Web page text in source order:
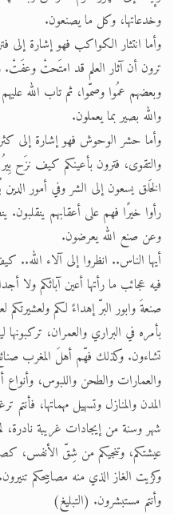
وخدعاتها، وكل ما يصنعون.
وأما انتثار الكواكب فهو إشارة إلى
ترون أن آثار العلم قد امتَحتْ وعفَتْ.
وبعضهم عمُوا وصمّوا، ثم تاب الله
والله بصير بما يعملون.
وأما حشر الوحوش فهو إشارة إلى
والتقوى، فترون بأعينكم كيف نزَح
الخَلق يسعون إلى الشر وفي أمور
رأوا خيرًا فهم على أعقابهم ينقلبون.
وعن صنع الله يعرضون.
أيها الناس.. انظروا إلى آلاء الله..
فيه عجائب ما رأتها أعين آبائكم ولا
صنعةَ وابور البرّ إهداءً لكم
بأمره في البراري والعمران، تركبونها
تشاءون. وكذلك فهّم أهلَ المغرب
والعمارات والطحن واللبوس، وأنواع
المدن والمنازل وتسهيل مهماتها،
شهر وسنة من إيجادات غريبة نادرة، لم
عيشتكم، وتنجيكم من شِقّ الأنفس،
وكزيت الغاز الذي منه مصابيحكم
وأنتم مستبشرون. (التبليغ)